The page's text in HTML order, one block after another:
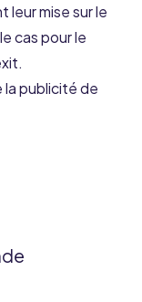
leur mise sur le
cas pour le
la publicité de